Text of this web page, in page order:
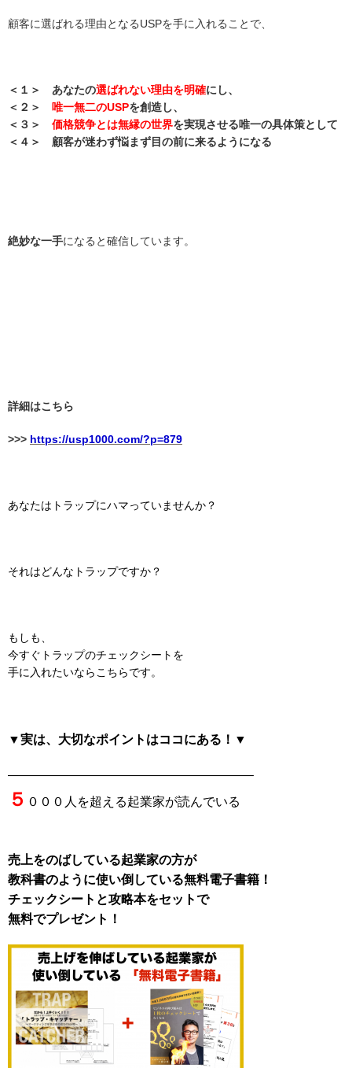
顧客に選ばれる理由となるUSPを手に入れることで、
＜１＞ あなたの選ばれない理由を明確にし、
＜２＞
唯一無二のUSPを創造し、
＜３＞ 価格競争とは無縁の世界を実現させる唯一の具体策として
＜４＞ 顧客が迷わず悩まず目の前に来るようになる
絶妙な一手になると確信しています。
詳細はこちら
>>> https://usp1000.com/?p=879
あなたはトラップにハマっていませんか？
それはどんなトラップですか？
もしも、
今すぐトラップのチェックシートを
手に入れたいならこちらです。
▼実は、大切なポイントはココにある！▼
———————————————————–
５ ０００人を超える起業家が読んでいる
売上をのばしている起業家の方が
教科書のように使い倒している無料電子書籍！
チェックシートと攻略本をセットで
無料でプレゼント！